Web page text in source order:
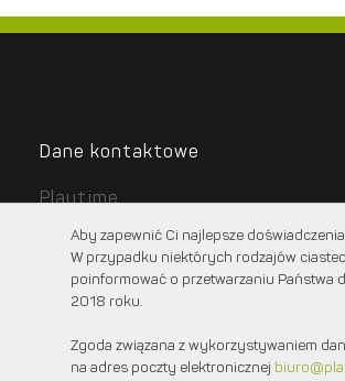
Dane kontaktowe
Playtime
ul. Pocztowa 1 lok. 6
05-082 Stare Babice
Aby zapewnić Ci najlepsze
W przypadku niektórych rodzajów
poinformować o przetwarzaniu Państwa
2018 roku.
Zgoda związana z wykorzystywaniem
na adres poczty elektronicznej